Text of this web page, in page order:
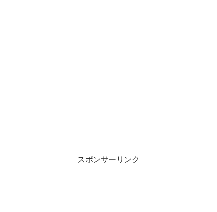
スポンサーリンク